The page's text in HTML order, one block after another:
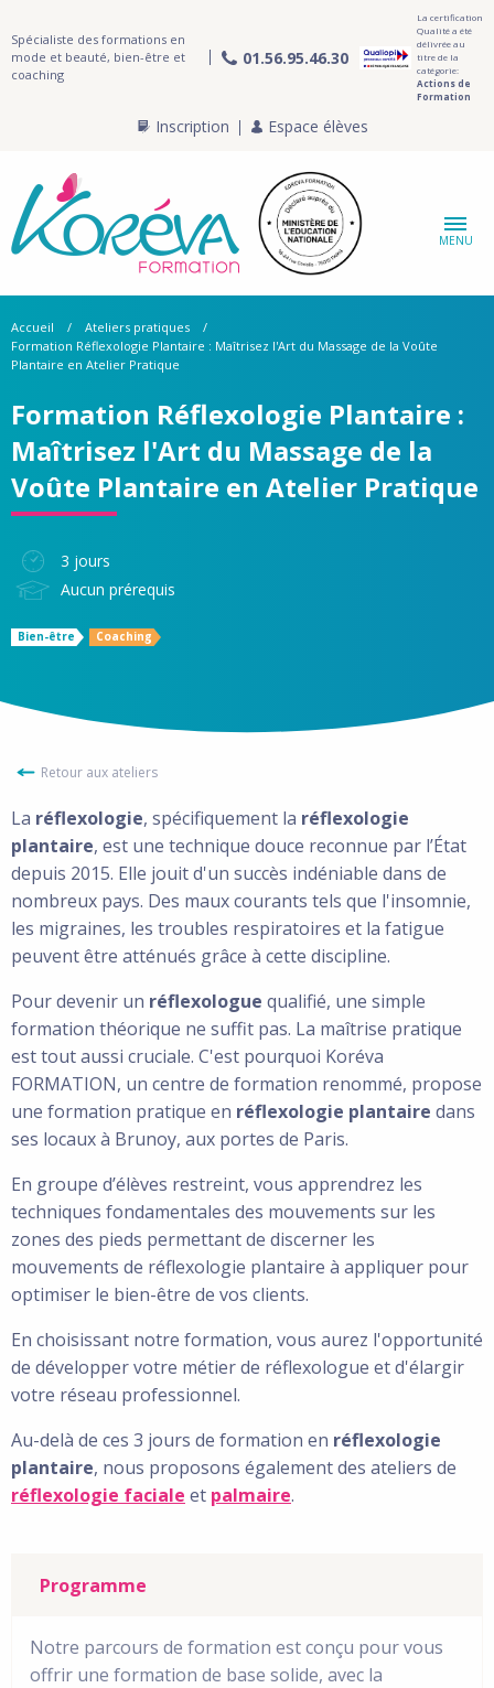
Spécialiste des formations en
mode et beauté, bien-être et
coaching
01.56.95.46.30
La certification
Qualité a été
délivrée au
titre de la
catégorie:
Actions de
Formation
Inscription Espace élèves
MENU
Accueil
Ateliers pratiques
Formation Réflexologie Plantaire : Maîtrisez l'Art du Massage de la Voûte
Plantaire en Atelier Pratique
Formation Réflexologie Plantaire :
Maîtrisez l'Art du Massage de la
Voûte Plantaire en Atelier Pratique
3 jours
Aucun prérequis
Bien-être Coaching
Retour aux ateliers
La réflexologie, spécifiquement la réflexologie
plantaire, est une technique douce reconnue par l’État
depuis 2015. Elle jouit d'un succès indéniable dans de
nombreux pays. Des maux courants tels que l'insomnie,
les migraines, les troubles respiratoires et la fatigue
peuvent être atténués grâce à cette discipline.
Pour devenir un réflexologue qualifié, une simple
formation théorique ne suffit pas. La maîtrise pratique
est tout aussi cruciale. C'est pourquoi Koréva
FORMATION, un centre de formation renommé, propose
une formation pratique en réflexologie plantaire dans
ses locaux à Brunoy, aux portes de Paris.
En groupe d’élèves restreint, vous apprendrez les
techniques fondamentales des mouvements sur les
zones des pieds permettant de discerner les
mouvements de réflexologie plantaire à appliquer pour
optimiser le bien-être de vos clients.
En choisissant notre formation, vous aurez l'opportunité
de développer votre métier de réflexologue et d'élargir
votre réseau professionnel.
Au-delà de ces 3 jours de formation en réflexologie
plantaire, nous proposons également des ateliers de
réflexologie faciale et palmaire.
Programme
Notre parcours de formation est conçu pour vous
offrir une formation de base solide, avec la